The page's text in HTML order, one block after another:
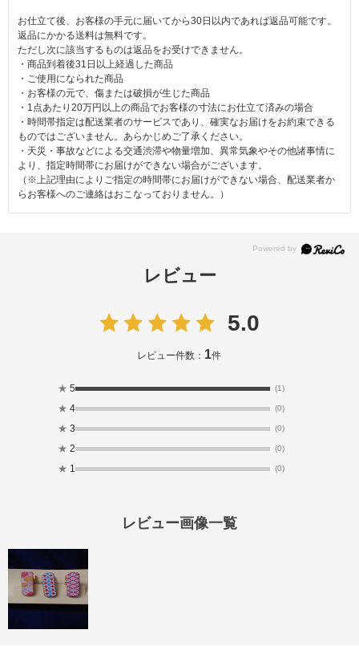
お仕立て後、お客様の手元に届いてから30日以内であれば返品可能です。
返品にかかる送料は無料です。
ただし次に該当するものは返品をお受けできません。
・商品到着後31日以上経過した商品
・ご使用になられた商品
・お客様の元で、傷または破損が生じた商品
・1点あたり20万円以上の商品でお客様の寸法にお仕立て済みの場合
・時間帯指定は配送業者のサービスであり、確実なお届けをお約束できる
ものではございません。あらかじめご了承ください。
・天災・事故などによる交通渋滞や物量増加、異常気象やその他諸事情に
より、指定時間帯にお届けができない場合がございます。
（※上記理由によりご指定の時間帯にお届けができない場合、配送業者か
らお客様へのご連絡はおこなっておりません。）
レビュー
5.0
レビュー件数： 1件
★ 5 (1)
★ 4 (0)
★ 3 (0)
★ 2 (0)
★ 1 (0)
レビュー画像一覧